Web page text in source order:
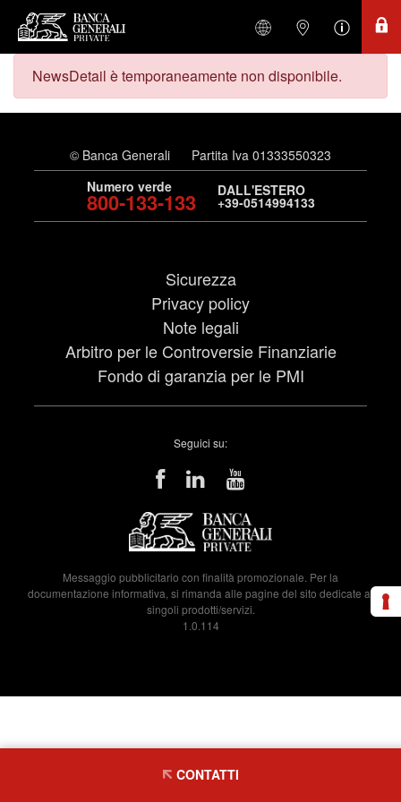
NewsDetail è temporaneamente non disponibile.
© Banca Generali
Partita Iva 01333550323
Numero verde
800-133-133 DALL'ESTERO
+39-0514994133
Sicurezza
Privacy policy
Note legali
Arbitro per le Controversie Finanziarie
Fondo di garanzia per le PMI
Seguici su:
Messaggio pubblicitario con finalità promozionale. Per la
documentazione informativa, si rimanda alle pagine del sito dedicate ai
singoli prodotti/servizi.
1.0.114
CONTATTI